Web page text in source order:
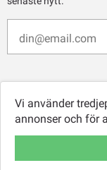
Vi använder
annonser och för